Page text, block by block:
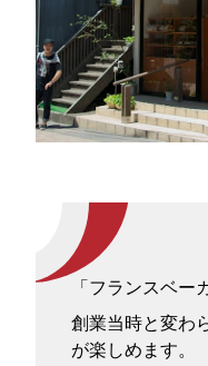
「フランスベー
創業当時と変わ
が楽しめます。